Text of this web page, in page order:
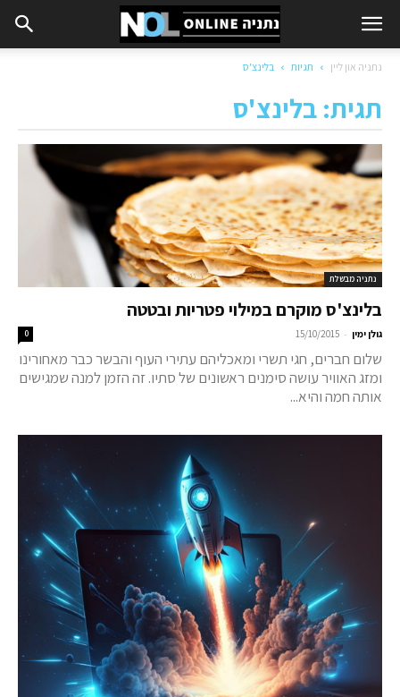
נתניה און ליין תגיות בלינצ'ס
תגית: בלינצ'ס
נתניה מבשלת
בלינצ'ס מוקרם במילוי פטריות ובטטה
גולן ימין -
15/10/2015
0
שלום חברים, חגי תשרי ומאכליהם עתירי העוף והבשר כבר מאחורינו
ומזג האוויר עושה סימנים ראשונים של סתיו. זה הזמן למנה שמגישים
אותה חמה והיא...